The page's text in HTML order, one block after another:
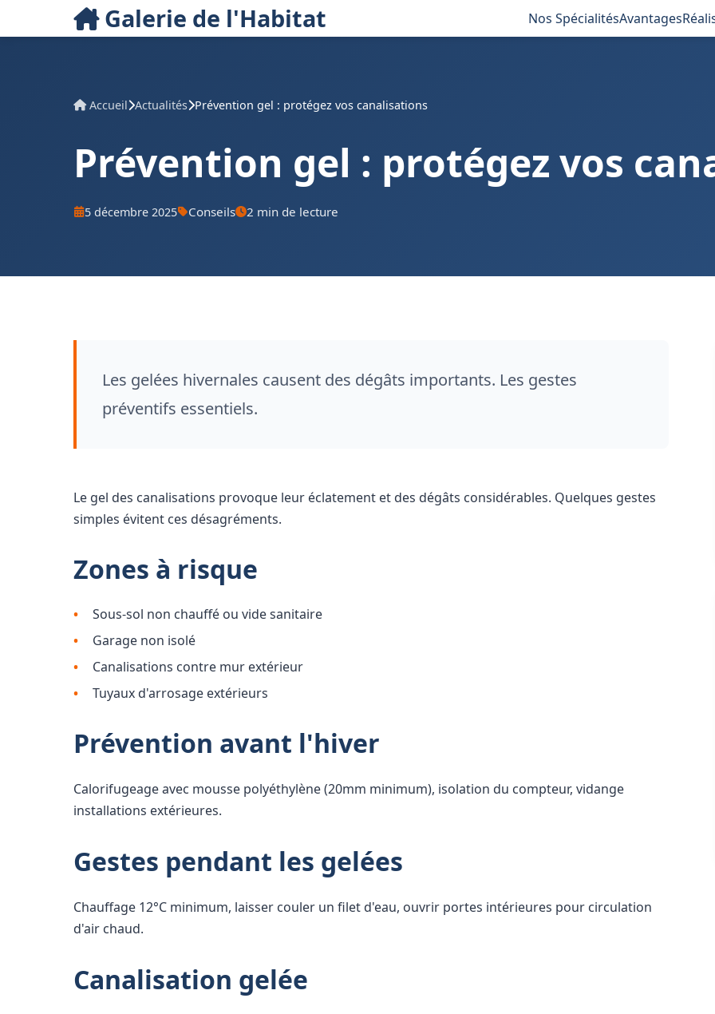
Galerie de l'Habitat Nos SpécialitésAvantages
Accueil Actualités Prévention gel : protégez vos canalisations
Prévention gel : protégez vos
5 décembre 2025 Conseils 2 min de lecture
Les gelées hivernales causent des dégâts importants. Les gestes
préventifs essentiels.
Le gel des canalisations provoque leur éclatement et des dégâts considérables. Quelques gestes
simples évitent ces désagréments.
Zones à risque
Sous-sol non chauffé ou vide sanitaire
Garage non isolé
Canalisations contre mur extérieur
Tuyaux d'arrosage extérieurs
Prévention avant l'hiver
Calorifugeage avec mousse polyéthylène (20mm minimum), isolation du compteur, vidange
installations extérieures.
Gestes pendant les gelées
Chauffage 12°C minimum, laisser couler un filet d'eau, ouvrir portes intérieures pour circulation
d'air chaud.
Canalisation gelée